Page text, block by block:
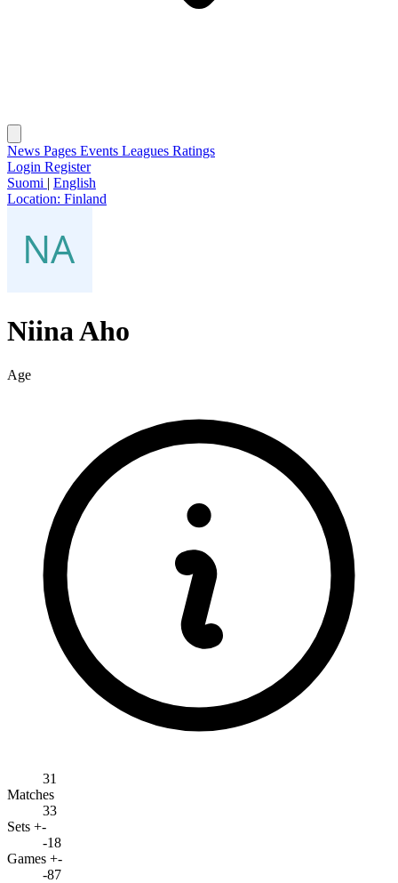
News Pages Events Leagues Ratings
Login Register
Suomi | English
Location: Finland
NiinaAho
Age
31
Matches
33
Sets +-
-18
Games +-
-87